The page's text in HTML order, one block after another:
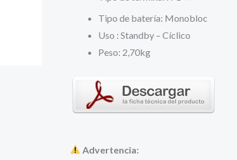
Tipo de batería: Monobloc
Uso : Standby – Cíclico
Peso: 2,70kg
Advertencia: